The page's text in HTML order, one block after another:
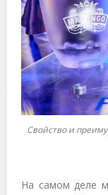
Свойство и
На самом деле